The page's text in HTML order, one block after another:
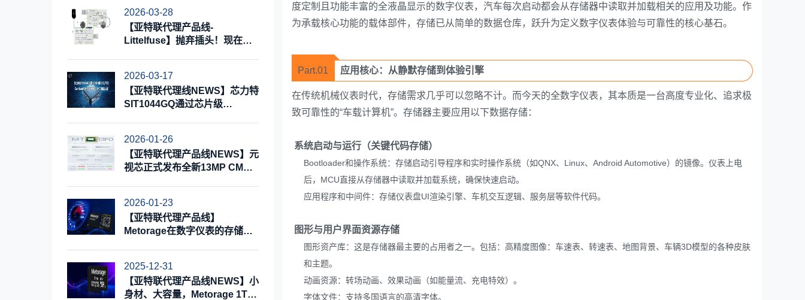
2026-03-28
【亚特联代理产品线-
Littelfuse】抛弃插头！现在就
2026-03-17
【亚特联代理线NEWS】芯力特
SIT1044GQ通过芯片级
2026-01-26
【亚特联代理产品线NEWS】元
视芯正式发布全新13MP CMOS
2026-01-23
【亚特联代理产品线】
Metorage在数字仪表的存储应
2025-12-31
【亚特联代理产品线NEWS】小
身材、大容量，Metorage 1TB
度定制且功能丰富的全液晶显示的数字仪表，汽车每次启动都会从存储器中读取并加载相关的应用及功能。作
为承载核心功能的载体部件，存储已从简单的数据仓库，跃升为定义数字仪表体验与可靠性的核心基石。
Part.01 应用核心：从静默存储到体验引擎
在传统机械仪表时代，存储需求几乎可以忽略不计。而今天的全数字仪表，其本质是一台高度专业化、追求极
致可靠性的“车载计算机”。存储器主要应用以下数据存储：
系统启动与运行（关键代码存储）
Bootloader和操作系统：存储启动引导程序和实时操作系统（如QNX、Linux、Android Automotive）的镜像。仪表上电
后，MCU直接从存储器中读取并加载系统，确保快速启动。
应用程序和中间件：存储仪表盘UI渲染引擎、车机交互逻辑、服务层等软件代码。
图形与用户界面资源存储
图形资产库：这是存储器最主要的占用者之一。包括：高精度图像：车速表、转速表、地图背景、车辆3D模型的各种皮肤
和主题。
动画资源：转场动画、效果动画（如能量流、充电特效）。
字体文件：支持多国语言的高清字体。